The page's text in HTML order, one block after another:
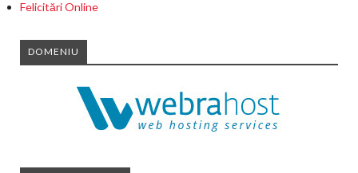
Felicitări Online
DOMENIU